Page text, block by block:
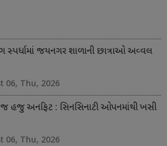
સ્પર્ધામાં જયનગર શાળાની છાત્રાઓ અવ્વલ
06, Thu, 2026
હજુ અનફિટ : સિનસિનાટી ઓપનમાંથી ખસી
06, Thu, 2026